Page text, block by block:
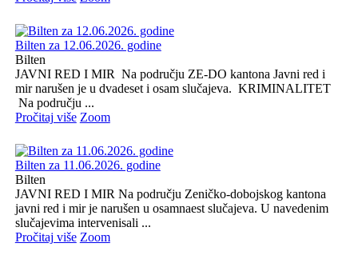
Bilten za 12.06.2026. godine
Bilten
JAVNI RED I MIR Na području ZE-DO kantona Javni red i
mir narušen je u dvadeset i osam slučajeva. KRIMINALITET
Na području ...
Pročitaj više Zoom
Bilten za 11.06.2026. godine
Bilten
JAVNI RED I MIR Na području Zeničko-dobojskog kantona
javni red i mir je narušen u osamnaest slučajeva. U navedenim
slučajevima intervenisali ...
Pročitaj više Zoom